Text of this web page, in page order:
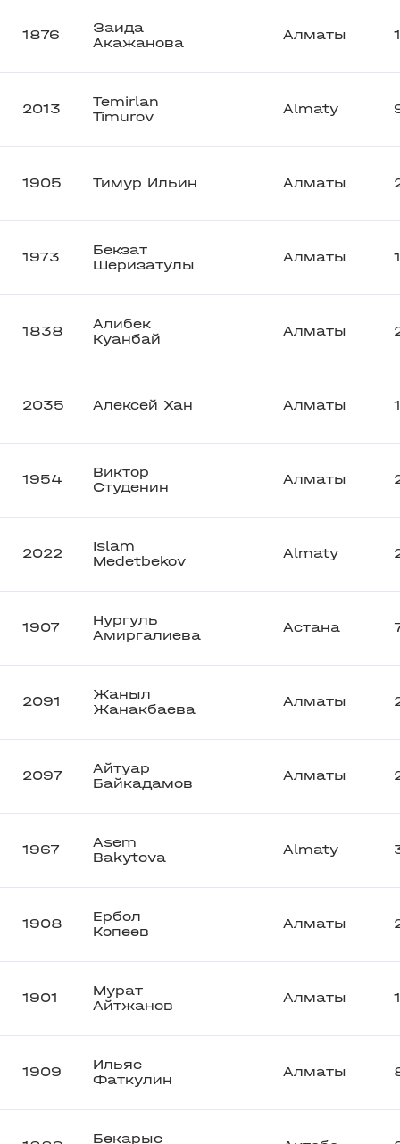
1876
Заида
Акажанова
Алматы
2013
Temirlan
Timurov
Almaty
1905 Тимур Ильин Алматы
1973
Бекзат
Шеризатулы
Алматы
1838
Алибек
Куанбай
Алматы
2035 Алексей Хан Алматы
1954
Виктор
Студенин
Алматы
2022
Islam
Medetbekov
Almaty
1907
Нургуль
Амиргалиева
Астана
2091
Жаныл
Жанакбаева
Алматы
2097
Айтуар
Байкадамов
Алматы
1967
Asem
Bakytova
Almaty
1908
Ербол
Копеев
Алматы
1901
Мурат
Айтжанов
Алматы
1909
Ильяс
Фаткулин
Алматы
Бекарыс